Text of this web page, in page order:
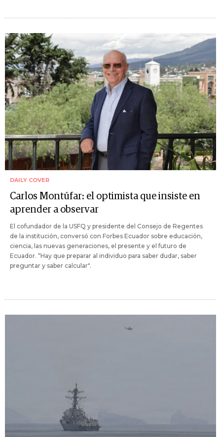
DAILY COVER
Carlos Montúfar: el optimista que insiste en
aprender a observar
El cofundador de la USFQ y presidente del Consejo de Regentes
de la institución, conversó con Forbes Ecuador sobre educación,
ciencia, las nuevas generaciones, el presente y el futuro de
Ecuador. “Hay que preparar al individuo para saber dudar, saber
preguntar y saber calcular".